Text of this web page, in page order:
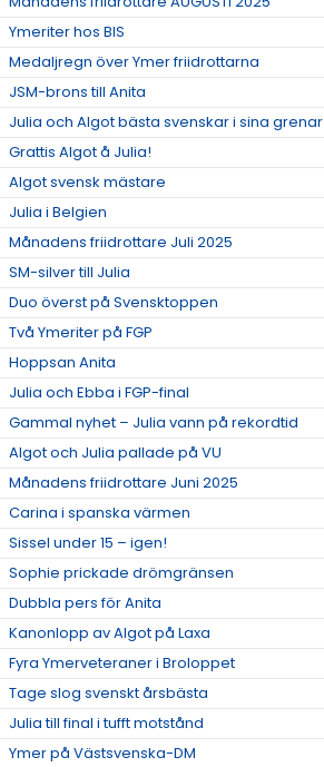
Ymeriter hos BIS
Medaljregn över Ymer friidrottarna
JSM-brons till Anita
Julia och Algot bästa svenskar i sina grenar
Grattis Algot å Julia!
Algot svensk mästare
Julia i Belgien
Månadens friidrottare Juli 2025
SM-silver till Julia
Duo överst på Svensktoppen
Två Ymeriter på FGP
Hoppsan Anita
Julia och Ebba i FGP-final
Gammal nyhet – Julia vann på rekordtid
Algot och Julia pallade på VU
Månadens friidrottare Juni 2025
Carina i spanska värmen
Sissel under 15 – igen!
Sophie prickade drömgränsen
Dubbla pers för Anita
Kanonlopp av Algot på Laxa
Fyra Ymerveteraner i Broloppet
Tage slog svenskt årsbästa
Julia till final i tufft motstånd
Ymer på Västsvenska-DM